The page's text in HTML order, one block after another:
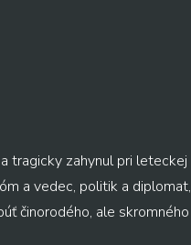
tragicky zahynul pri leteckej
a vedec, politik a diplomat,
činorodého, ale skromného